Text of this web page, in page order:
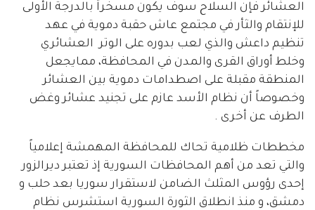
العشائر فإن السلاح سوف يكون مسخراً بالدرجة الأولى
للإنتقام والثأر في مجتمع عاش حقبة دموية في عهد
تنظيم داعش والذي لعب بدوره على الوتر العشائري
وخلط أوراق القرى والمدن في المحافظة، ممايجعل
المنطقة مقبلة على اصطدامات دموية بين العشائر
وخصوصاً أن نظام الأسد عازم على تجنيد عشائر وغض
الطرف عن أخرى .
مخططات ظلامية تحاك للمحافظة المهمشة إعلامياً
والتي تعد من أهم المحافظات السورية إذ تعتبر ديرالزور
إحدى رؤوس المثلث الضامن لاستقرار سوريا بعد حلب و
دمشق، و منذ انطلاق الثورة السورية استشرس نظام